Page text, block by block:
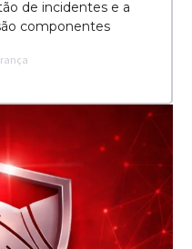
de incidentes e a
componentes